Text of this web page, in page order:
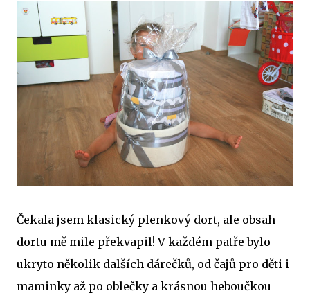
Čekala jsem klasický plenkový dort, ale obsah
dortu mě mile překvapil! V každém patře bylo
ukryto několik dalších dárečků, od čajů pro děti i
maminky až po oblečky a krásnou heboučkou